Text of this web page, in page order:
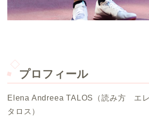
プロフィール
Elena Andreea TALOS（読み方 エレ
タロス）